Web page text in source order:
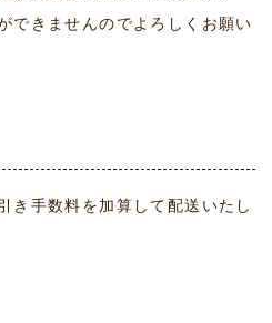
できませんのでよろしくお願い
き手数料を加算して配送いたし